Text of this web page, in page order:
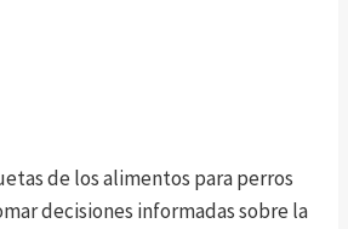
de los alimentos para perros
decisiones informadas sobre la